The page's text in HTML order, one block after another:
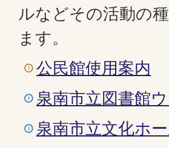
ルなどその活動の
ます。
公民館使用案内
泉南市立図書館
泉南市立文化ホ